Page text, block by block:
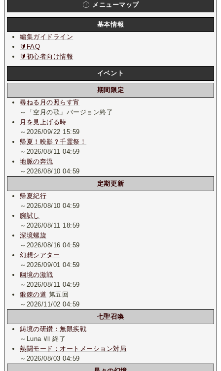
メニューマップ
基本情報
編集ガイドライン
🔰FAQ
🔰初心者向け情報
イベント
期間限定
尋ねる月の照らす宵
～「空月の歌」バージョン終了
月を見上げる時
～2026/09/22 15:59
帰夏！映影？千霊祭！
～2026/08/11 04:59
地脈の奔流
～2026/08/10 04:59
定期更新
帰夏紀行
～2026/08/10 04:59
腕試し
～2026/08/11 18:59
深境螺旋
～2026/08/16 04:59
幻想シアター
～2026/09/01 04:59
幽境の激戦
～2026/08/11 04:59
鍛錬の道 第五回
～2026/11/02 04:59
七聖召喚
鋳境の研鑽：無限疾戦
～Luna Ⅷ 終了
熱闘モード：オートメーション対局
～2026/08/03 04:59